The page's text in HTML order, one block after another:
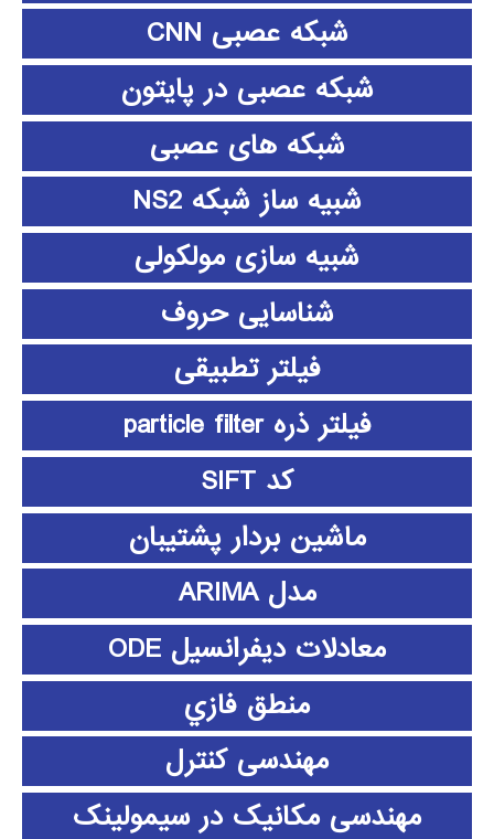
شبکه عصبی CNN
شبکه عصبی در پایتون
شبکه های عصبی
شبیه ساز شبکه NS2
شبیه سازی مولکولی
شناسایی حروف
فیلتر تطبیقی
فیلتر ذره particle filter
کد SIFT
ماشین بردار پشتیبان
مدل ARIMA
معادلات دیفرانسیل ODE
منطق فازي
مهندسی کنترل
مهندسی مکانیک در سیمولینک